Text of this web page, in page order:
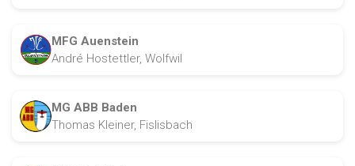
MFG Auenstein
André Hostettler, Wolfwil
MG ABB Baden
Thomas Kleiner, Fislisbach